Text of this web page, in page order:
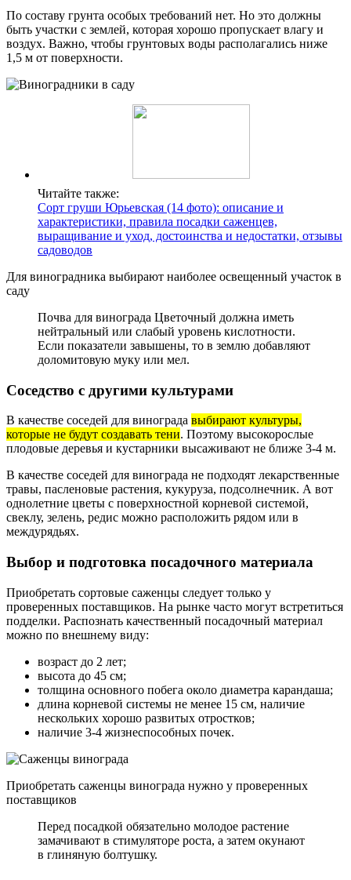
По составу грунта особых требований нет. Но это должны
быть участки с землей, которая хорошо пропускает влагу и
воздух. Важно, чтобы грунтовых воды располагались ниже
1,5 м от поверхности.
Читайте также:
Сорт груши Юрьевская (14 фото): описание и
характеристики, правила посадки саженцев,
выращивание и уход, достоинства и недостатки, отзывы
садоводов
Для виноградника выбирают наиболее освещенный участок в
саду
Почва для винограда Цветочный должна иметь
нейтральный или слабый уровень кислотности.
Если показатели завышены, то в землю добавляют
доломитовую муку или мел.
Соседство с другими культурами
В качестве соседей для винограда выбирают культуры,
которые не будут создавать тени. Поэтому высокорослые
плодовые деревья и кустарники высаживают не ближе 3-4 м.
В качестве соседей для винограда не подходят лекарственные
травы, пасленовые растения, кукуруза, подсолнечник. А вот
однолетние цветы с поверхностной корневой системой,
свеклу, зелень, редис можно расположить рядом или в
междурядьях.
Выбор и подготовка посадочного материала
Приобретать сортовые саженцы следует только у
проверенных поставщиков. На рынке часто могут встретиться
подделки. Распознать качественный посадочный материал
можно по внешнему виду:
возраст до 2 лет;
высота до 45 см;
толщина основного побега около диаметра карандаша;
длина корневой системы не менее 15 см, наличие
нескольких хорошо развитых отростков;
наличие 3-4 жизнеспособных почек.
Приобретать саженцы винограда нужно у проверенных
поставщиков
Перед посадкой обязательно молодое растение
замачивают в стимуляторе роста, а затем окунают
в глиняную болтушку.